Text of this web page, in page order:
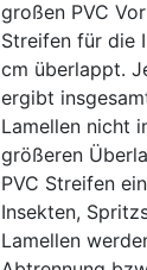
großen PVC
Streifen für die
cm überlappt.
ergibt
Lamellen nicht
größeren
PVC Streifen
Insekten,
Lamellen